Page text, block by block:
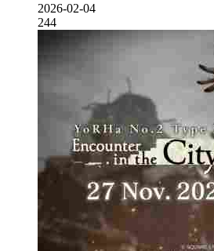
2026-02-04
244